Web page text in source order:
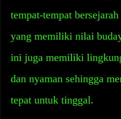
tempat-tempat
yang memiliki nilai
ini juga memiliki
dan nyaman sehingga
tepat untuk tinggal.